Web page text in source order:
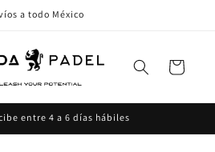
a todo México
Carrito
entre 4 a 6 días hábiles